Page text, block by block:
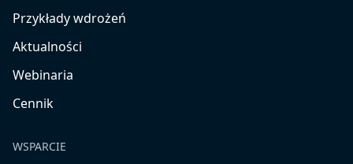
Przykłady wdrożeń
Aktualności
Webinaria
Cennik
WSPARCIE